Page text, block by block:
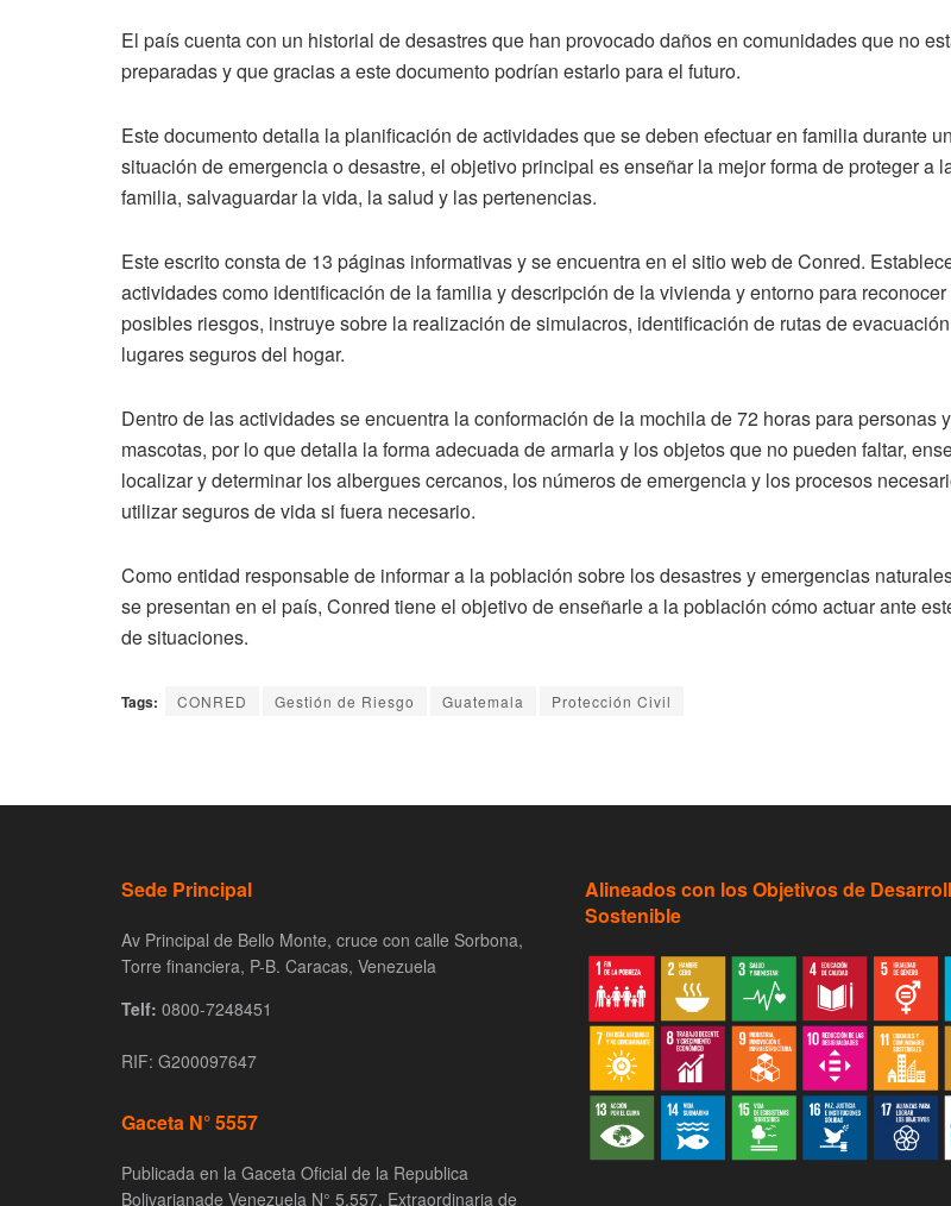
El país cuenta con un historial de desastres que han provocado daños en comunidades que no
preparadas y que gracias a este documento podrían estarlo para el futuro.
Este documento detalla la planificación de actividades que se deben efectuar en familia durante
situación de emergencia o desastre, el objetivo principal es enseñar la mejor forma de proteger a
familia, salvaguardar la vida, la salud y las pertenencias.
Este escrito consta de 13 páginas informativas y se encuentra en el sitio web de Conred.
actividades como identificación de la familia y descripción de la vivienda y entorno para reconocer
posibles riesgos, instruye sobre la realización de simulacros, identificación de rutas de
lugares seguros del hogar.
Dentro de las actividades se encuentra la conformación de la mochila de 72 horas para personas y
mascotas, por lo que detalla la forma adecuada de armarla y los objetos que no pueden faltar,
localizar y determinar los albergues cercanos, los números de emergencia y los procesos
utilizar seguros de vida si fuera necesario.
Como entidad responsable de informar a la población sobre los desastres y emergencias
se presentan en el país, Conred tiene el objetivo de enseñarle a la población cómo actuar ante
de situaciones.
Tags: CONRED Gestión de Riesgo Guatemala Protección Civil
Sede Principal
Av Principal de Bello Monte, cruce con calle Sorbona,
Torre financiera, P-B. Caracas, Venezuela
Telf: 0800-7248451
RIF: G200097647
Gaceta N° 5557
Publicada en la Gaceta Oficial de la Republica
Bolivarianade Venezuela N° 5.557, Extraordinaria de
Alineados con los Objetivos de
Sostenible